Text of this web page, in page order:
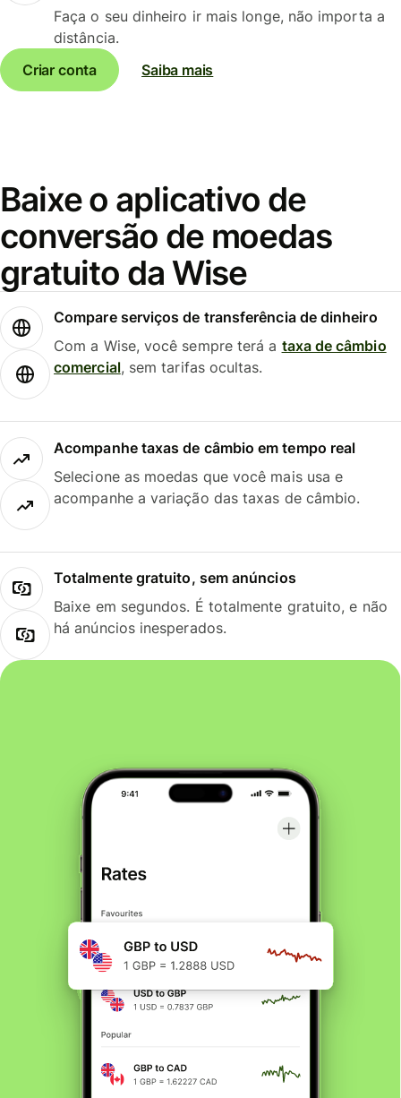
Faça o seu dinheiro ir mais longe, não importa a
distância.
Criar conta
Saiba mais
Baixe o aplicativo de
conversão de moedas
gratuito da Wise
Compare serviços de transferência de dinheiro
Com a Wise, você sempre terá a taxa de câmbio
comercial, sem tarifas ocultas.
Acompanhe taxas de câmbio em tempo real
Selecione as moedas que você mais usa e
acompanhe a variação das taxas de câmbio.
Totalmente gratuito, sem anúncios
Baixe em segundos. É totalmente gratuito, e não
há anúncios inesperados.